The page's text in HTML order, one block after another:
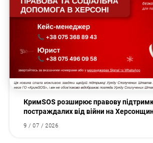
КримSOS розширює правову
постраждалих від війни на
9 / 07 / 2026